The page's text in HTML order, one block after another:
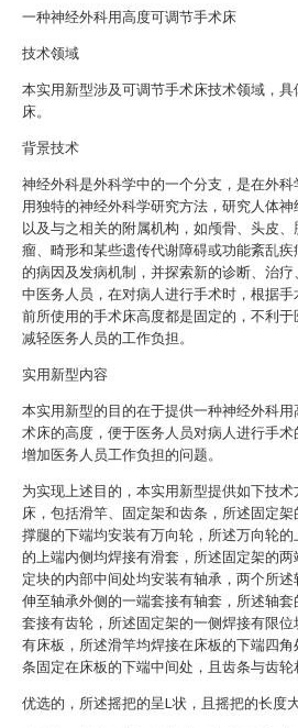
一种神经外科用高度可调节手术床
技术领域
本实用新型涉及可调节手术床技术领域，
床。
背景技术
神经外科是外科学中的一个分支，是在外
用独特的神经外科学研究方法，研究人体
以及与之相关的附属机构，如颅骨、头皮
瘤、畸形和某些遗传代谢障碍或功能紊乱
的病因及发病机制，并探索新的诊断、治
中医务人员，在对病人进行手术时，根据
前所使用的手术床高度都是固定的，不利
减轻医务人员的工作负担。
实用新型内容
本实用新型的目的在于提供一种神经外科
术床的高度，便于医务人员对病人进行手
增加医务人员工作负担的问题。
为实现上述目的，本实用新型提供如下技
床，包括滑竿、固定架和齿条，所述固定
撑腿的下端均安装有万向轮，所述万向轮
的上端内侧均焊接有滑套，所述固定架的
定块的内部中间处均安装有轴承，两个所
伸至轴承外侧的一端套接有轴套，所述轴
套接有齿轮，所述固定架的一侧焊接有限
有床板，所述滑竿均焊接在床板的下端四
条固定在床板的下端中间处，且齿条与齿轮
优选的，所述摇把的呈L状，且摇把的长度